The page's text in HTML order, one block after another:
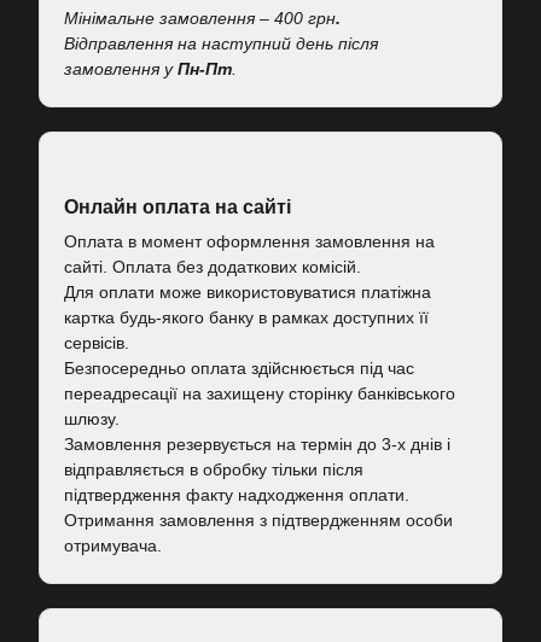
Мінімальне замовлення – 400 грн.
Відправлення на наступний день після
замовлення уПн-Пт
Онлайн оплата на сайті
Оплата в момент оформлення замовлення на
сайті. Оплата без додаткових комісій.
Для оплати може використовуватися платіжна
картка будь-якого банку в рамках доступних її
сервісів.
Безпосередньо оплата здійснюється під час
переадресації на захищену сторінку банківського
шлюзу.
Замовлення резервується на термін до 3-х днів і
відправляється в обробку тільки після
підтвердження факту надходження оплати.
Отримання замовлення з підтвердженням особи
отримувача.